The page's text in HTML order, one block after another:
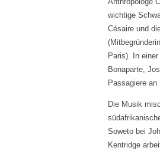
wichtige
Césaire und
Paris). In
Bonaparte,
Passagiere an
Die Musik
Soweto bei
Kentridge